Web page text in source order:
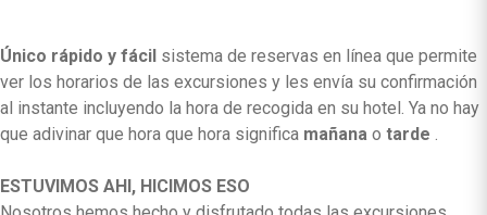
Único rápido y fácil sistema de reservas en línea que permite
ver los horarios de las excursiones y les envía su confirmación
al instante incluyendo la hora de recogida en su hotel. Ya no hay
que adivinar que hora que hora significa mañana o tarde .
ESTUVIMOS AHI, HICIMOS ESO